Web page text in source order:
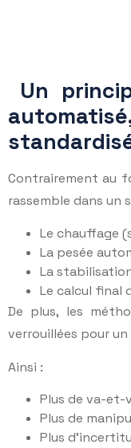
Un
Contrairement au
rassemble dans un
Le chauffage
La pesée
La
Le calcul final
De plus, les
verrouillées pour
Ainsi :
Plus de va-
Plus de
Plus